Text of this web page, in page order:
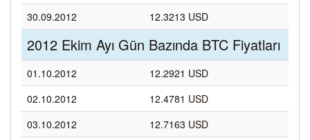
30.09.2012
12.3213 USD
2012 Ekim Ayı Gün Bazında BTC Fiyatları
01.10.2012
12.2921 USD
02.10.2012
12.4781 USD
03.10.2012
12.7163 USD